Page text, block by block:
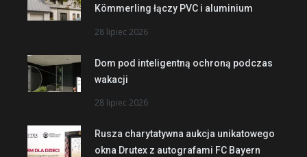
Kömmerling łączy PVC i aluminium
28 lipiec 2026
Dom pod inteligentną ochroną podczas
wakacji
28 lipiec 2026
Rusza charytatywna aukcja unikatowego
okna Drutex z autografami FC Bayern